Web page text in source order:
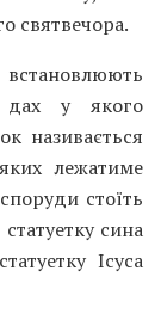
святвечора.
дах у якого
називається
лежатиме
стоїть
сина
Ісуса